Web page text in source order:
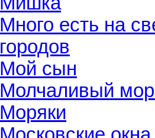
Много есть на
городов
Мой сын
Молчаливый
Моряки